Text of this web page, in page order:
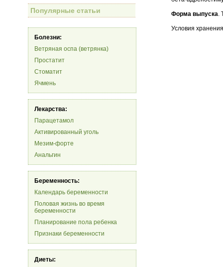
Популярные статьи
Болезни:
Ветряная оспа (ветрянка)
Простатит
Стоматит
Ячмень
Лекарства:
Парацетамол
Активированный уголь
Мезим-форте
Анальгин
Беременность:
Календарь беременности
Половая жизнь во время
беременности
Планирование пола ребенка
Признаки беременности
Диеты:
Форма выпуска.
Условия